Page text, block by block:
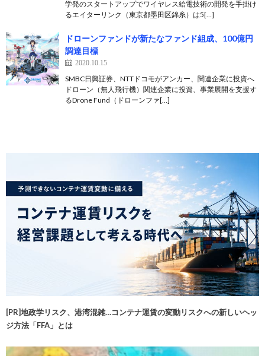
学発のスタートアップでワイヤレス給電技術の開発を手掛け
るエイターリンク（東京都墨田区錦糸）は5[…]
ドローンファンドが新たなファンド組成、100億円
調達目標
2020.10.15
SMBC日興証券、NTTドコモがアンカー、関連企業に投資へ
ドローン（無人飛行機）関連企業に投資、事業展開を支援す
るDrone Fund（ドローンファ[…]
[PR]地政学リスク、港湾混雑…コンテナ運賃の変動リスクへの新しいヘッ
ジ方法「FFA」とは